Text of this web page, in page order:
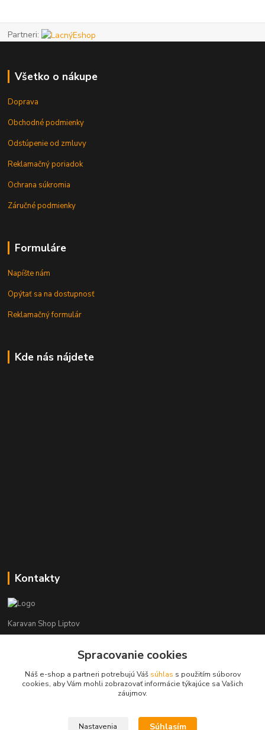
Partneri:
Všetko o nákupe
Doprava
Obchodné podmienky
Odstúpenie od zmluvy
Reklamačný poriadok
Ochrana súkromia
Záručné podmienky
Formuláre
Napíšte nám
Opýtať sa na dostupnosť
Reklamačný formulár
Kde nás nájdete
Kontakty
Karavan Shop Liptov
+421 903 626 885
info@karavanshopliptov.sk
Spracovanie cookies
Náš e-shop a partneri potrebujú Váš súhlas s použitím súborov
cookies, aby Vám mohli zobrazovať informácie týkajúce sa Vašich
záujmov.
Nastavenia Súhlasím